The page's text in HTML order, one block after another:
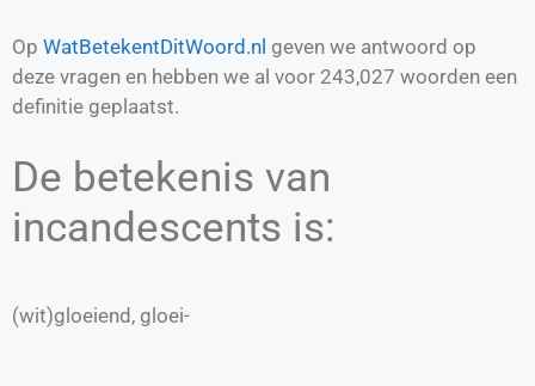
Op WatBetekentDitWoord.nl geven we antwoord op
deze vragen en hebben we al voor 243,027 woorden een
definitie geplaatst.
De betekenis van
incandescents is:
(wit)gloeiend, gloei-